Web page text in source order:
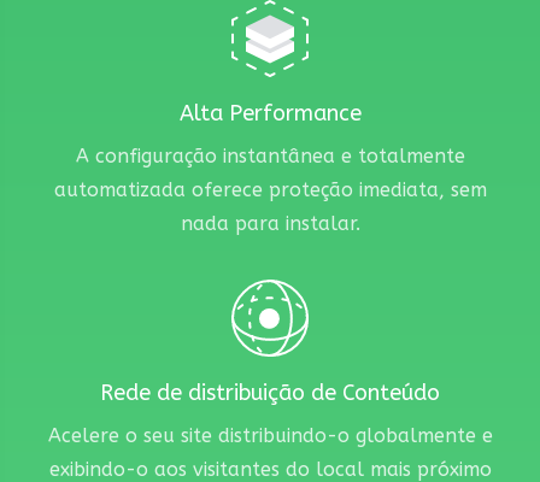
Alta Performance
A configuração instantânea e totalmente
automatizada oferece proteção imediata, sem
nada para instalar.
Rede de distribuição de Conteúdo
Acelere o seu site distribuindo-o globalmente e
exibindo-o aos visitantes do local mais próximo